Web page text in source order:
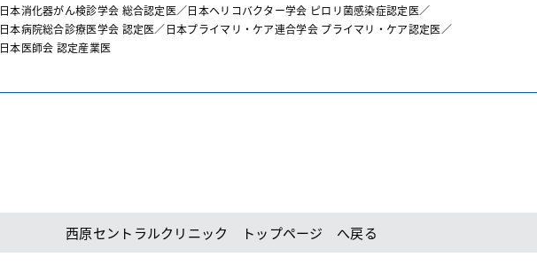
日本消化器がん検診学会 総合認定医／日本ヘリコバクター学会 ピロリ菌感染症認定医／
日本病院総合診療医学会 認定医／日本プライマリ・ケア連合学会 プライマリ・ケア認定医／
日本医師会 認定産業医
西原セントラルクリニック トップページ へ戻る